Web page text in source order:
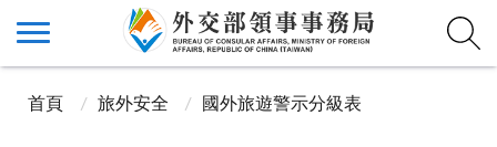
首頁 旅外安全 國外旅遊警示分級表